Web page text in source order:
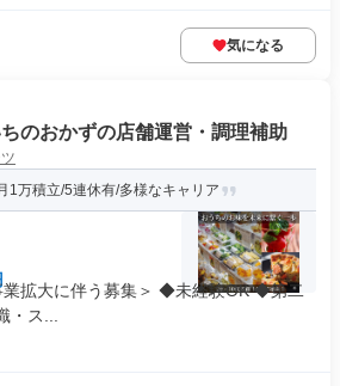
気になる
のおかずの店舗運営・調理補助
1万積立/5連休有/多様なキャリア
業拡大に伴う募集＞ ◆未経験OK ◆第二
ス...